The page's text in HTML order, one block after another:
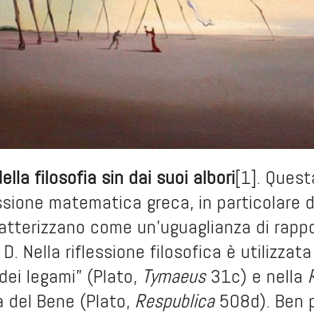
filosofia sin dai suoi albori[1].
matematica greca, in particolare
come un’uguaglianza di
Nella riflessione filosofica è
legami” (Plato, Tymaeus31c) e nella
del Bene (Plato, Respublica508d). Ben